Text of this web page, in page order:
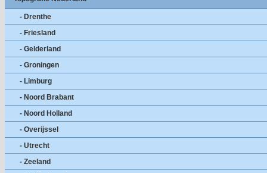
- Drenthe
- Friesland
- Gelderland
- Groningen
- Limburg
- Noord Brabant
- Noord Holland
- Overijssel
- Utrecht
- Zeeland